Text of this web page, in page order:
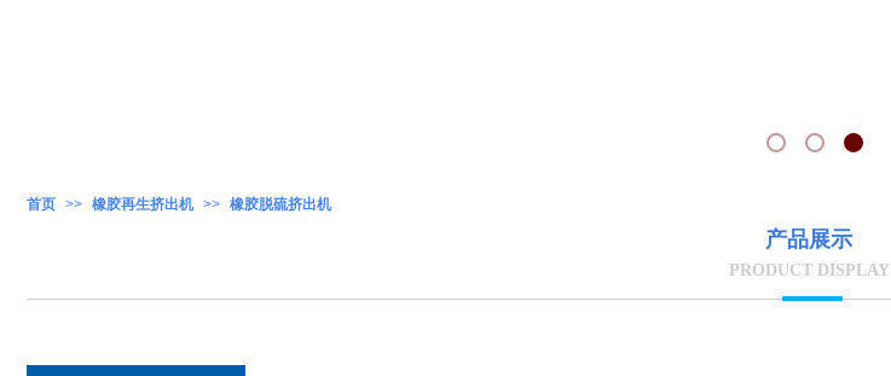
首页 >> 橡胶再生挤出机 >> 橡胶脱硫挤出机
产品展示
PRODUCT DISPLAY